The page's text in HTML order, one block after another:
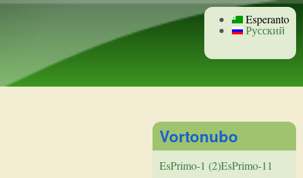
Esperanto
Русский
Vortonubo
EsPrimo-1 (2)EsPrimo-11